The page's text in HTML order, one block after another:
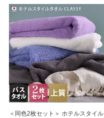
＜同色2枚セット＞ ホテルスタイル